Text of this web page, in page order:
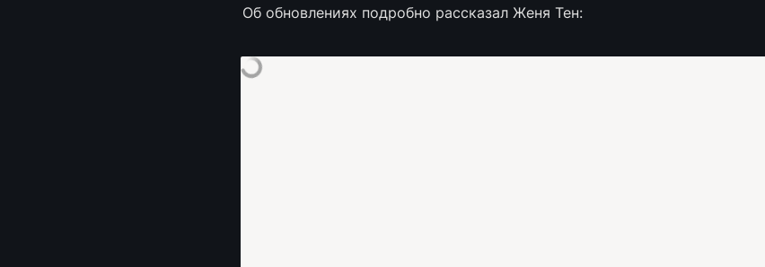
Об обновлениях подробно рассказал Женя Тен: